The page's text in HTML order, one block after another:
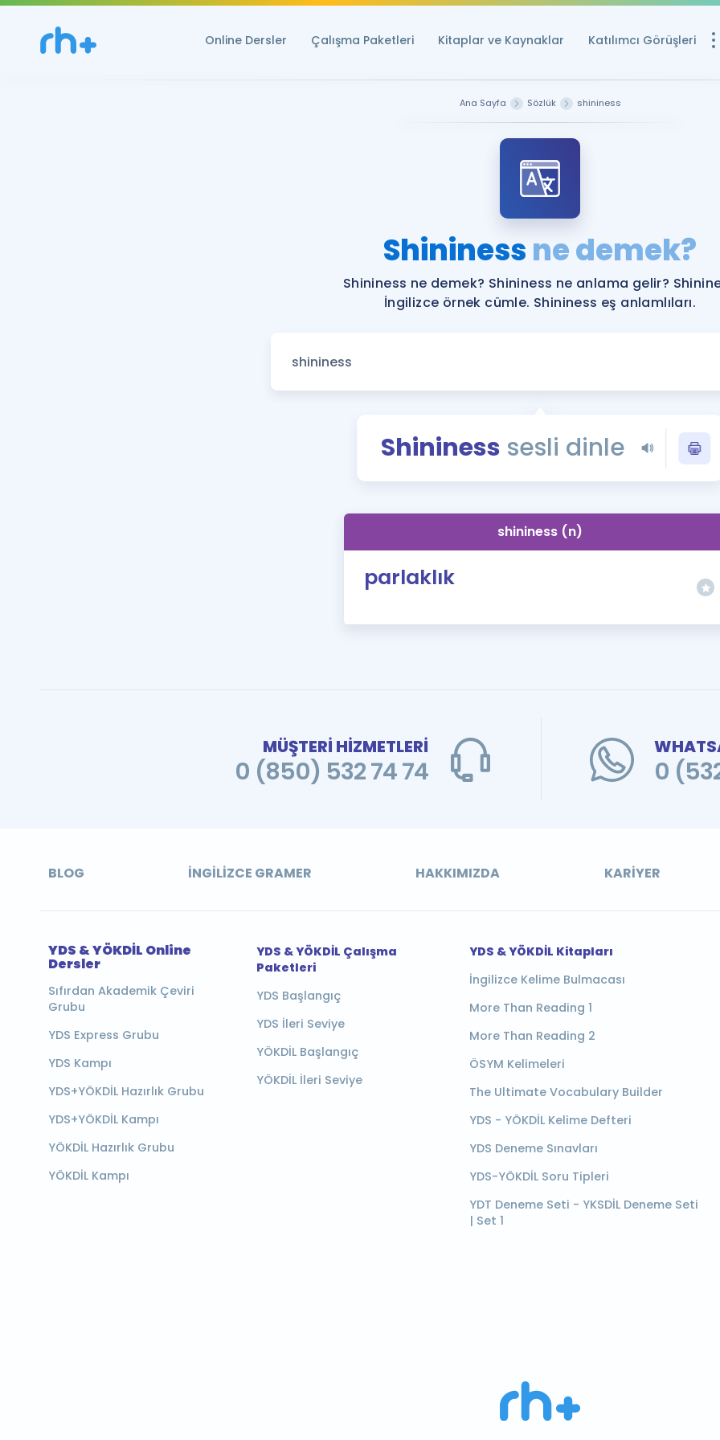
Online Dersler Çalışma Paketleri Kitaplar ve Kaynaklar Katılımcı Görüşleri
YDS ve YÖKDİL
YDS ve YÖKDİL'e
Tüm ÖSYM
YDS - YÖKDİL
İngilizce Gramer
Ana Sayfa Sözlük shininess
Shininessne demek?
Shininess ne demek? Shininess ne anlama gelir?
İngilizce örnek cümle. Shininess eş anlamlıları.
Shininess sesli dinle
shininess (n)
parlaklık
MÜŞTERİ HİZMETLERİ
0 (850) 532 74 74 0
BLOG İNGILIZCE GRAMER HAKKIMIZDA KARIYER
YDS & YÖKDİL Online
Dersler
Sıfırdan Akademik Çeviri
Grubu
YDS Express Grubu
YDS Kampı
YDS+YÖKDİL Hazırlık Grubu
YDS+YÖKDİL Kampı
YÖKDİL Hazırlık Grubu
YÖKDİL Kampı
YDS & YÖKDİL Çalışma
Paketleri
YDS Başlangıç
YDS İleri Seviye
YÖKDİL Başlangıç
YÖKDİL İleri Seviye
YDS & YÖKDİL Kitapları
İngilizce Kelime Bulmacası
More Than Reading 1
More Than Reading 2
ÖSYM Kelimeleri
The Ultimate Vocabulary Builder
YDS - YÖKDİL Kelime Defteri
YDS Deneme Sınavları
YDS-YÖKDİL Soru Tipleri
YDT Deneme Seti - YKSDİL Deneme Seti
| Set 1